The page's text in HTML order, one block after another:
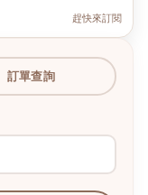
趕快來訂閱
訂單查詢